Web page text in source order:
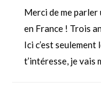
Merci de me parler
en France ! Trois
Ici c’est seulement
t’intéresse, je vais